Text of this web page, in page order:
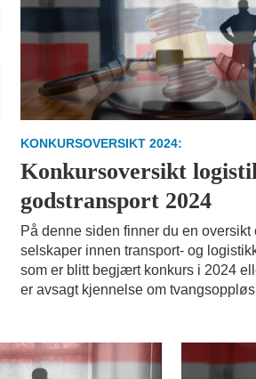
KONKURSOVERSIKT 2024:
Konkursoversikt
godstransport 2024
På denne siden finner du en oversikt
selskaper innen transport- og
som er blitt begjært konkurs i 2024
er avsagt kjennelse om